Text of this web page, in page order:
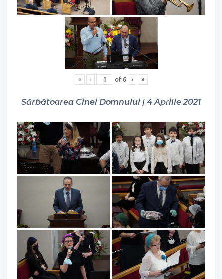
« ‹ of 6 › »
Sărbătoarea Cinei Domnului | 4 Aprilie 2021